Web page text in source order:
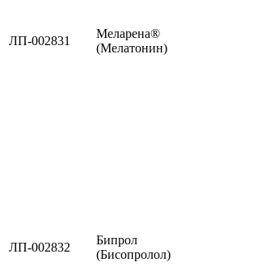
ЛП-002831
Меларена®
(Мелатонин)
ЛП-002832
Бипрол
(Бисопролол)